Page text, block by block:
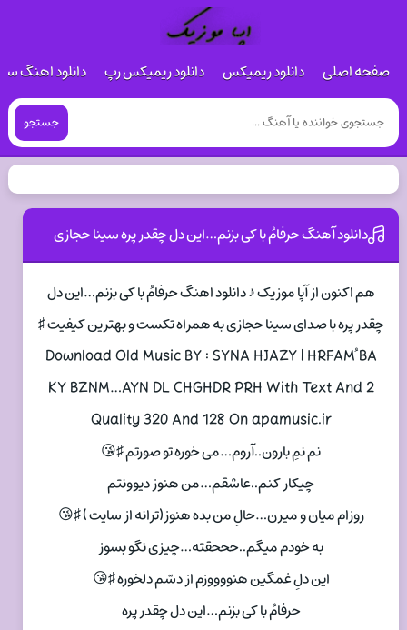
صفحه اصلی دانلود ریمیکس دانلود ریمیکس رپ دانلود اهنگ
جستجو
دانلود آهنگ حرفامُ با کی بزنم…این دل چقدر پره سینا حجازی
هم اکنون از آپا موزیک ♪ دانلود اهنگ حرفامُ با کی بزنم…این دل
چقدر پره با صدای سینا حجازی به همراه تکست و بهترین کیفیت ♯
Download Old Music BY : SYNA HJAZY | HRFAMُ BA
KY BZNM…AYN DL CHGHDR PRH With Text And 2
Quality 320 And 128 On apamusic.ir
نم نمِ بارون..آروم…می خوره تو صورتم ♯😘
چیکار کنم..عاشقم…من هنوز دیوونتم
روزام میان و میرن…حالِ من بده هنوز(ترانه از سایت ) ♯😘
به خودم میگم..حححقته…چیزی نگو بسوز
این دلِ غمگین هنووووزم از دسّم دلخوره ♯😘
حرفامُ با کی بزنم…این دل چقدر پره